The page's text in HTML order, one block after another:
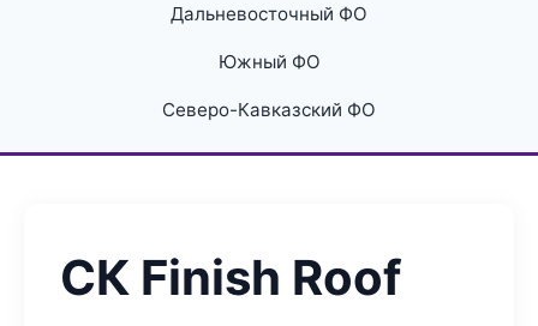
Дальневосточный ФО
Южный ФО
Северо-Кавказский ФО
СК Finish Roof